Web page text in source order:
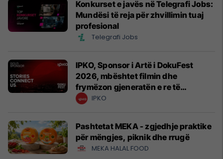
Konkurset e javës në Telegrafi Jobs:
Mundësi të reja për zhvillimin tuaj
profesional
Telegrafi Jobs
IPKO, Sponsor i Artë i DokuFest
2026, mbështet filmin dhe
frymëzon gjeneratën e re të
krijuesve
IPKO
Pashtetat MEKA - zgjedhje praktike
për mëngjes, piknik dhe rrugë
MEKA HALAL FOOD